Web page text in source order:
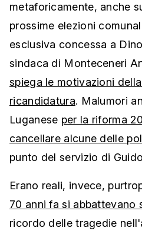
metaforicamente, anche
prossime elezioni
esclusiva concessa a
sindaca di Monteceneri
spiega le motivazioni
ricandidatura. Malumori
Luganese per la riforma
cancellare alcune delle
punto del servizio di
Erano reali, invece,
70 anni fa si abbattevano
ricordo delle tragedie